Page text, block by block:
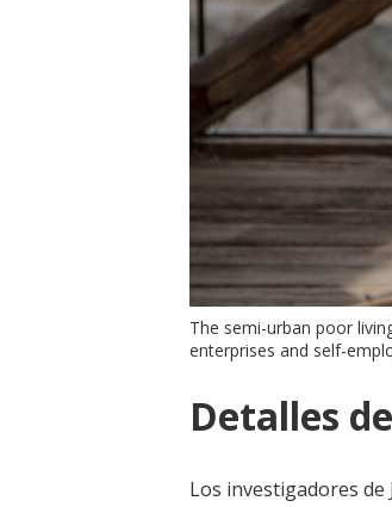
The semi-urban poor
enterprises and self-
Detalles
Los investigadores